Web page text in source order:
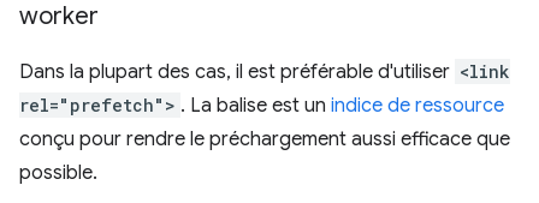
worker
Dans la plupart des cas, il est préférable d'utiliser <link
rel="prefetch"> . La balise est un indice de ressource
conçu pour rendre le préchargement aussi efficace que
possible.